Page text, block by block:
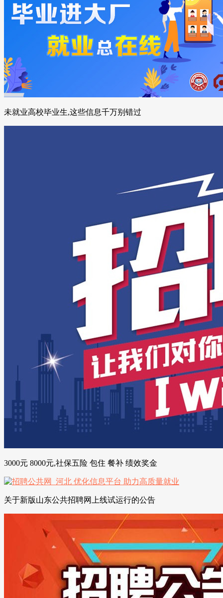
未就业高校毕业生,这些信息千万别错过
3000元 8000元,社保五险 包住 餐补 绩效奖金
关于新版山东公共招聘网上线试运行的公告